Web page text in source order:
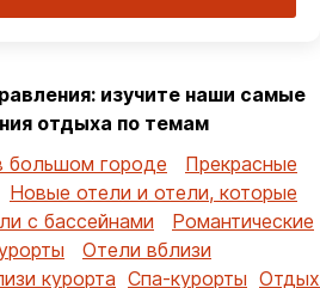
изучите наши самые
отдыха по темам
большом городе
Прекрасные
Новые отели и отели, которые
с бассейнами
Романтические
Отели вблизи
курорта Спа-курорты Отдых